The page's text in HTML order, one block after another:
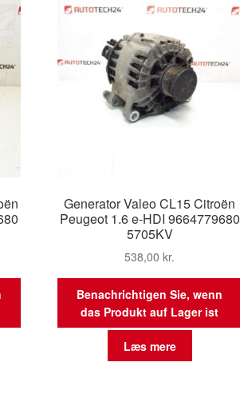
Generator Valeo CL15 Citroën
Peugeot 1.6 e-HDI 9664779680
5705KV
538,00kr.
Benachrichtigen Sie, wenn
das Produkt auf Lager ist
Læs mere